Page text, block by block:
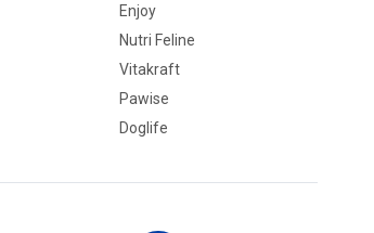
Enjoy
Nutri Feline
Vitakraft
Pawise
Doglife